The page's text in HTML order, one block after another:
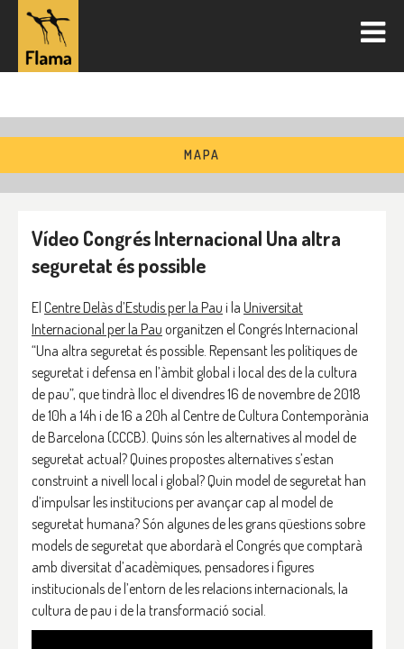
MAPA
Vídeo Congrés Internacional Una altra
seguretat és possible
El Centre Delàs d’Estudis per la Pau i la Universitat
Internacional per la Pau organitzen el Congrés Internacional
“Una altra seguretat és possible. Repensant les polítiques de
seguretat i defensa en l’àmbit global i local des de la cultura
de pau”, que tindrà lloc el divendres 16 de novembre de 2018
de 10h a 14h i de 16 a 20h al Centre de Cultura Contemporània
de Barcelona (CCCB). Quins són les alternatives al model de
seguretat actual? Quines propostes alternatives s’estan
construint a nivell local i global? Quin model de seguretat han
d’impulsar les institucions per avançar cap al model de
seguretat humana? Són algunes de les grans qüestions sobre
models de seguretat que abordarà el Congrés que comptarà
amb diversitat d’acadèmiques, pensadores i figures
institucionals de l’entorn de les relacions internacionals, la
cultura de pau i de la transformació social.